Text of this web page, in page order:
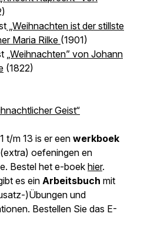
„Weihnachten ist der stillste
Maria Rilke (1901)
„Weihnachten” von Johann
(1822)
Geist“
t/m 13 is er een werkboek
oefeningen en
Bestel het e-boek hier.
es ein Arbeitsbuch mit
)Übungen und
Bestellen Sie das E-